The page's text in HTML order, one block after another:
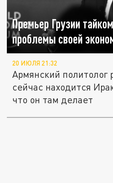
Премьер Грузии
проблемы своей
20 ИЮЛЯ 21:32
Армянский политолог
сейчас находится
что он там делает